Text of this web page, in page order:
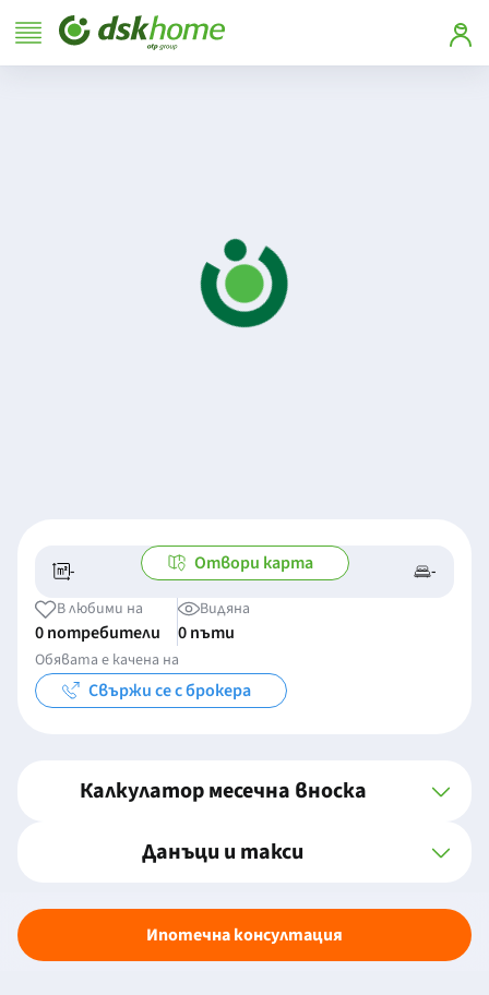
- -/- -
Отвори карта
В любими на
0 потребители
Видяна
0 пъти
Обявата е качена на
Свържи се с брокера
Калкулатор месечна вноска
Данъци и такси
Ипотечна консултация